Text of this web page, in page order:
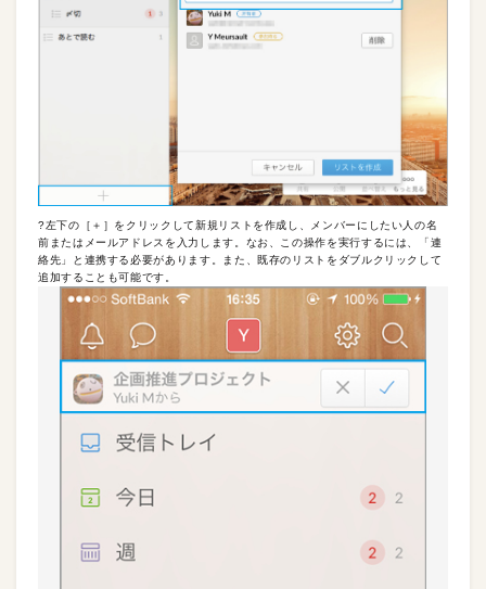
?左下の［＋］をクリックして新規リストを作成し、メンバーにしたい人の名
前またはメールアドレスを入力します。なお、この操作を実行するには、「連
絡先」と連携する必要があります。また、既存のリストをダブルクリックして
追加することも可能です。